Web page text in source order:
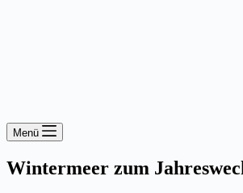
Menü
Wintermeer zum